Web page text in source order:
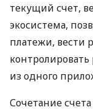
текущий счет,
экосистема,
платежи, вести
из одного
Сочетание